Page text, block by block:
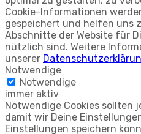
Cookie-Informationen
gespeichert und helfen uns
Abschnitte der Website für
nützlich sind. Weitere
unserer
Notwendige
Notwendige
immer aktiv
Notwendige Cookies sollten
damit wir Deine
Einstellungen speichern